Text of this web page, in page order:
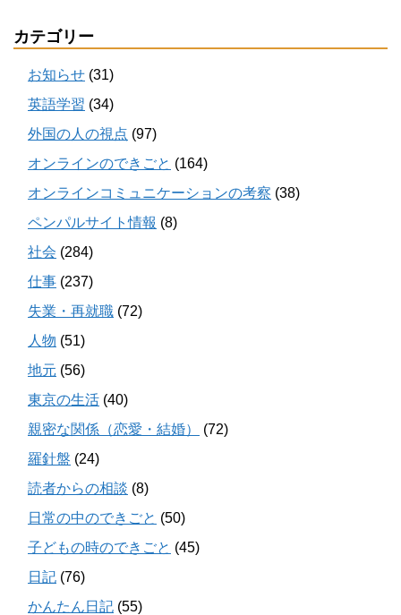
カテゴリー
お知らせ (31)
英語学習 (34)
外国の人の視点 (97)
オンラインのできごと (164)
オンラインコミュニケーションの考察 (38)
ペンパルサイト情報 (8)
社会 (284)
仕事 (237)
失業・再就職 (72)
人物 (51)
地元 (56)
東京の生活 (40)
親密な関係（恋愛・結婚）
(72)
羅針盤 (24)
読者からの相談 (8)
日常の中のできごと (50)
子どもの時のできごと (45)
日記 (76)
かんたん日記 (55)